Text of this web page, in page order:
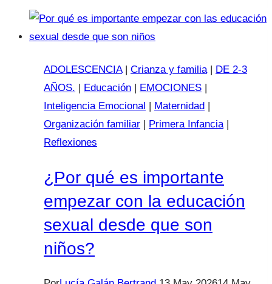
final
de
ADOLESCENCIA| Crianza y familia | DE 2-3
AÑOS. | Educación | EMOCIONES |
Inteligencia Emocional | Maternidad |
Organización familiar | Primera Infancia |
Reflexiones
¿Por qué es importante
empezar con la educación
sexual desde que son
niños?